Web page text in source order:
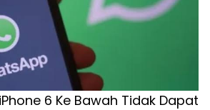
6 Ke Bawah Tidak Dapat